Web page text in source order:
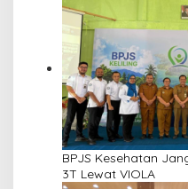
BPJS Kesehatan
3T Lewat VIOLA